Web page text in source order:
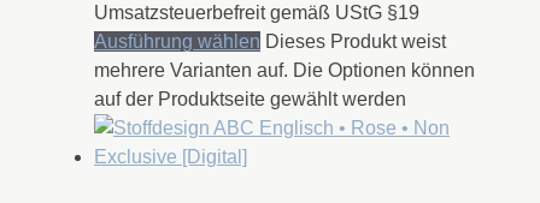
Umsatzsteuerbefreit gemäß UStG §19
Ausführung wählen Dieses Produkt weist
mehrere Varianten auf. Die Optionen können
auf der Produktseite gewählt werden